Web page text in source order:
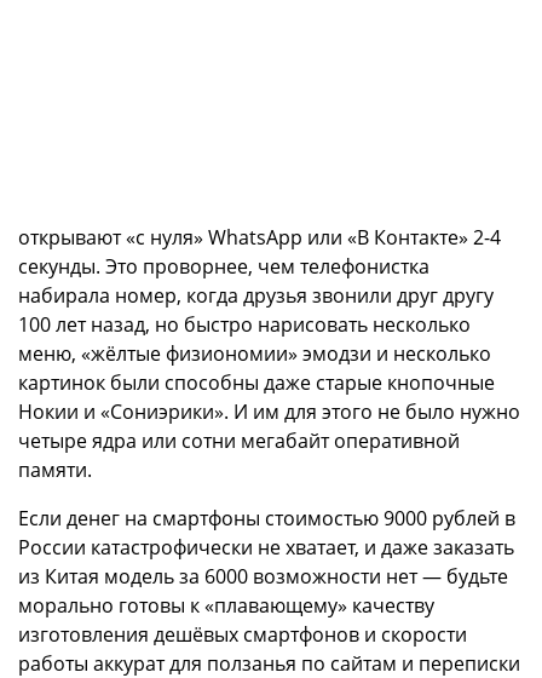
открывают «с нуля» WhatsApp или «В Контакте» 2-4
секунды. Это проворнее, чем телефонистка
набирала номер, когда друзья звонили друг другу
100 лет назад, но быстро нарисовать несколько
меню, «жёлтые физиономии» эмодзи и несколько
картинок были способны даже старые кнопочные
Нокии и «Сониэрики». И им для этого не было нужно
четыре ядра или сотни мегабайт оперативной
памяти.
Если денег на смартфоны стоимостью 9000 рублей в
России катастрофически не хватает, и даже заказать
из Китая модель за 6000 возможности нет — будьте
морально готовы к «плавающему» качеству
изготовления дешёвых смартфонов и скорости
работы аккурат для ползанья по сайтам и переписки